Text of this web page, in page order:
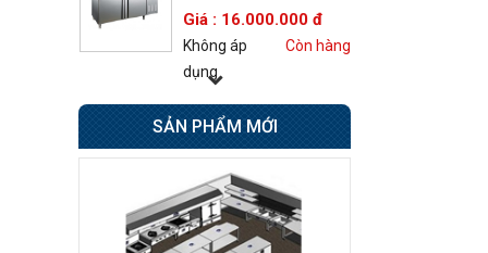
Giá : 16.000.000 đ
Không áp
dụng
Còn hàng
Bếp Âu 6 họng có lò
nướng Berjaya
Giá : 42.500.000 đ
Không áp
dụng
Còn hàng
SẢN PHẨM MỚI